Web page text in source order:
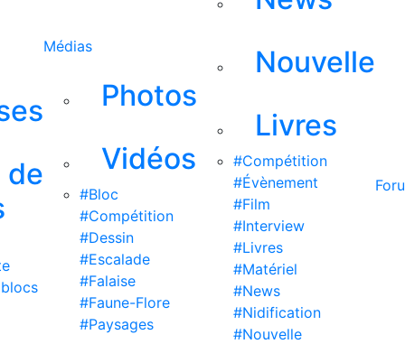
de
Médias
Photos
Vidéos
#Bloc
#Compétition
#Dessin
#Escalade
#Falaise
#Faune-Flore
#Paysages
Nouvelle
Livres
#Compétition
#Évènement
#Film
#Interview
#Livres
#Matériel
#News
#Nidification
#Nouvelle